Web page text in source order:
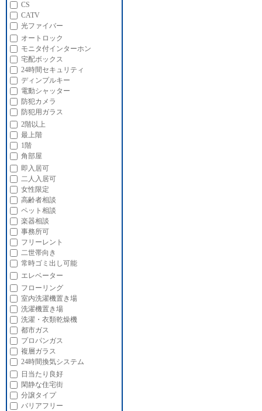
CS
CATV
光ファイバー
オートロック
モニタ付インターホン
宅配ボックス
24時間セキュリティ
ディンプルキー
電動シャッター
防犯カメラ
防犯用ガラス
2階以上
最上階
1階
角部屋
即入居可
二人入居可
女性限定
高齢者相談
ペット相談
楽器相談
事務所可
フリーレント
二世帯向き
常時ゴミ出し可能
エレベーター
フローリング
室内洗濯機置き場
洗濯機置き場
洗濯・衣類乾燥機
都市ガス
プロパンガス
複層ガラス
24時間換気システム
日当たり良好
閑静な住宅街
分譲タイプ
バリアフリー